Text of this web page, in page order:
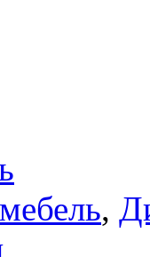
,